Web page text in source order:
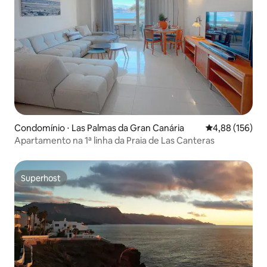
Condomínio ⋅ Las Palmas da Gran Canária 4,88 de uma
4,88 (156)
Apartamento na 1ª linha da Praia de Las Canteras
Superhost
Superhost